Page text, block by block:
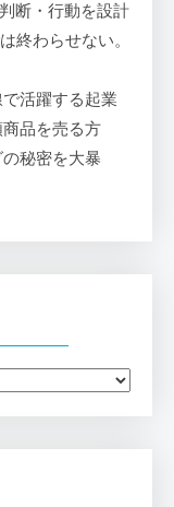
断・行動を設計
終わらせない。
で活躍する起業
品を売る方
秘密を大暴